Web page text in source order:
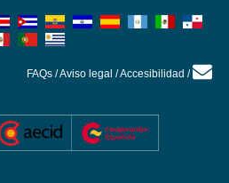
FAQs /Aviso legal /Accesibilidad /